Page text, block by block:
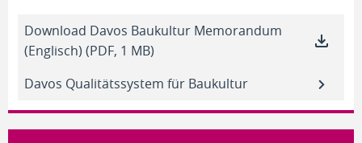
Download Davos Baukultur Memorandum
(Englisch) (PDF, 1 MB)
Davos Qualitätssystem für Baukultur